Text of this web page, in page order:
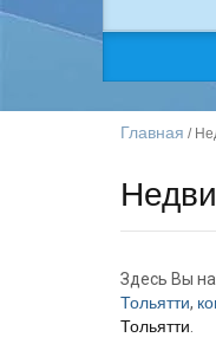
Главная /
Здесь Вы
Тольятти,
Тольятти